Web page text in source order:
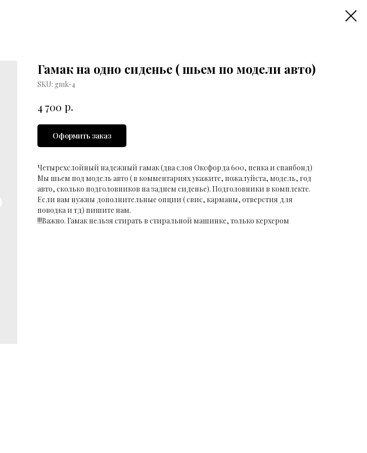
Гамак на одно сиденье ( шьем по модели авто)
SKU: gmk-4
4 700 р.
Оформить заказ
Четырехслойный надежный гамак (два слоя Оксфорда 600, пенка и спанбонд)
Мы шьем под модель авто ( в комментариях укажите, пожалуйста, модель, год
авто, сколько подголовников на заднем сиденье). Подголовники в комплекте.
Если вам нужны дополнительные опции ( свис, карманы, отверстия для
поводка и тд) пишите нам.
!!!Важно. Гамак нельзя стирать в стиральной машинке, только керхером